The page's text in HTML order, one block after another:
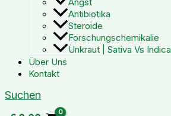
Antibiotika
Steroide
Forschungschemikalie
Unkraut | Sativa Vs Indica
Über Uns
Kontakt
Suchen